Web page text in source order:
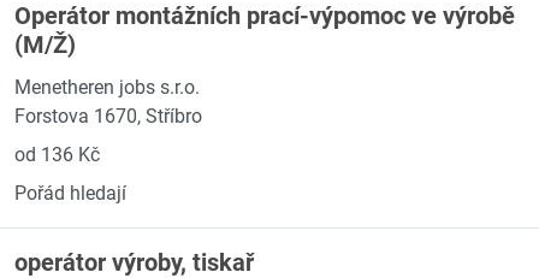
Operátor montážních prací-výpomoc ve výrobě
(M/Ž)
Menetheren jobs s.r.o.
Forstova 1670, Stříbro
od 136 Kč
Pořád hledají
operátor výroby, tiskař